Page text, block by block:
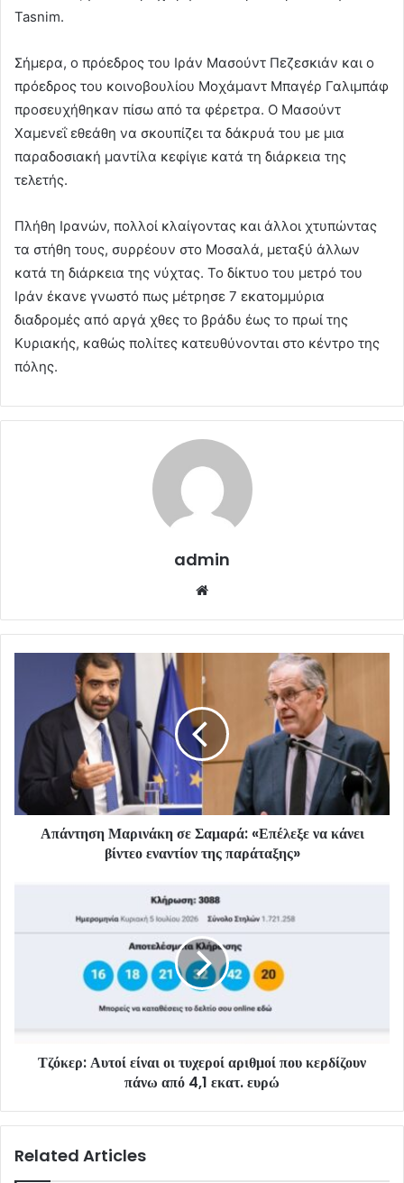
Tasnim.
Σήμερα, ο πρόεδρος του Ιράν Μασούντ Πεζεσκιάν και ο
πρόεδρος του κοινοβουλίου Μοχάμαντ Μπαγέρ Γαλιμπάφ
προσευχήθηκαν πίσω από τα φέρετρα. Ο Μασούντ
Χαμενεΐ εθεάθη να σκουπίζει τα δάκρυά του με μια
παραδοσιακή μαντίλα κεφίγιε κατά τη διάρκεια της
τελετής.
Πλήθη Ιρανών, πολλοί κλαίγοντας και άλλοι χτυπώντας
τα στήθη τους, συρρέουν στο Μοσαλά, μεταξύ άλλων
κατά τη διάρκεια της νύχτας. Το δίκτυο του μετρό του
Ιράν έκανε γνωστό πως μέτρησε 7 εκατομμύρια
διαδρομές από αργά χθες το βράδυ έως το πρωί της
Κυριακής, καθώς πολίτες κατευθύνονται στο κέντρο της
πόλης.
admin
Απάντηση Μαρινάκη σε Σαμαρά: «Επέλεξε να κάνει
βίντεο εναντίον της παράταξης»
Τζόκερ: Αυτοί είναι οι τυχεροί αριθμοί που κερδίζουν
πάνω από 4,1 εκατ. ευρώ
Related Articles